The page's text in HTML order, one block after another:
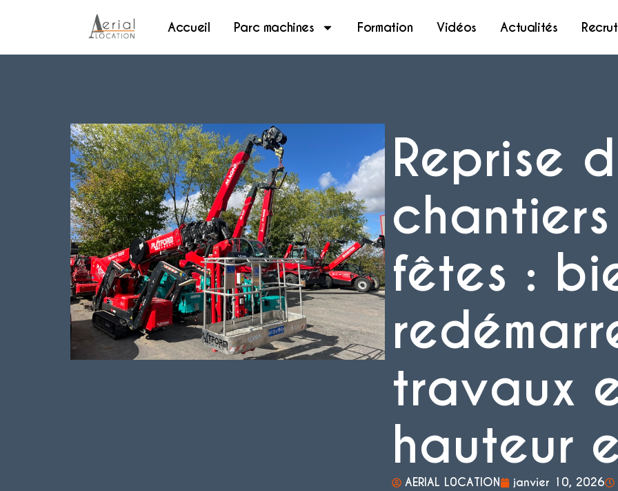
Accueil Parc machines Formation Vidéos Actualités
Reprise
fêtes :
travaux
hauteur
AERIAL L0CATION janvier 10, 2026